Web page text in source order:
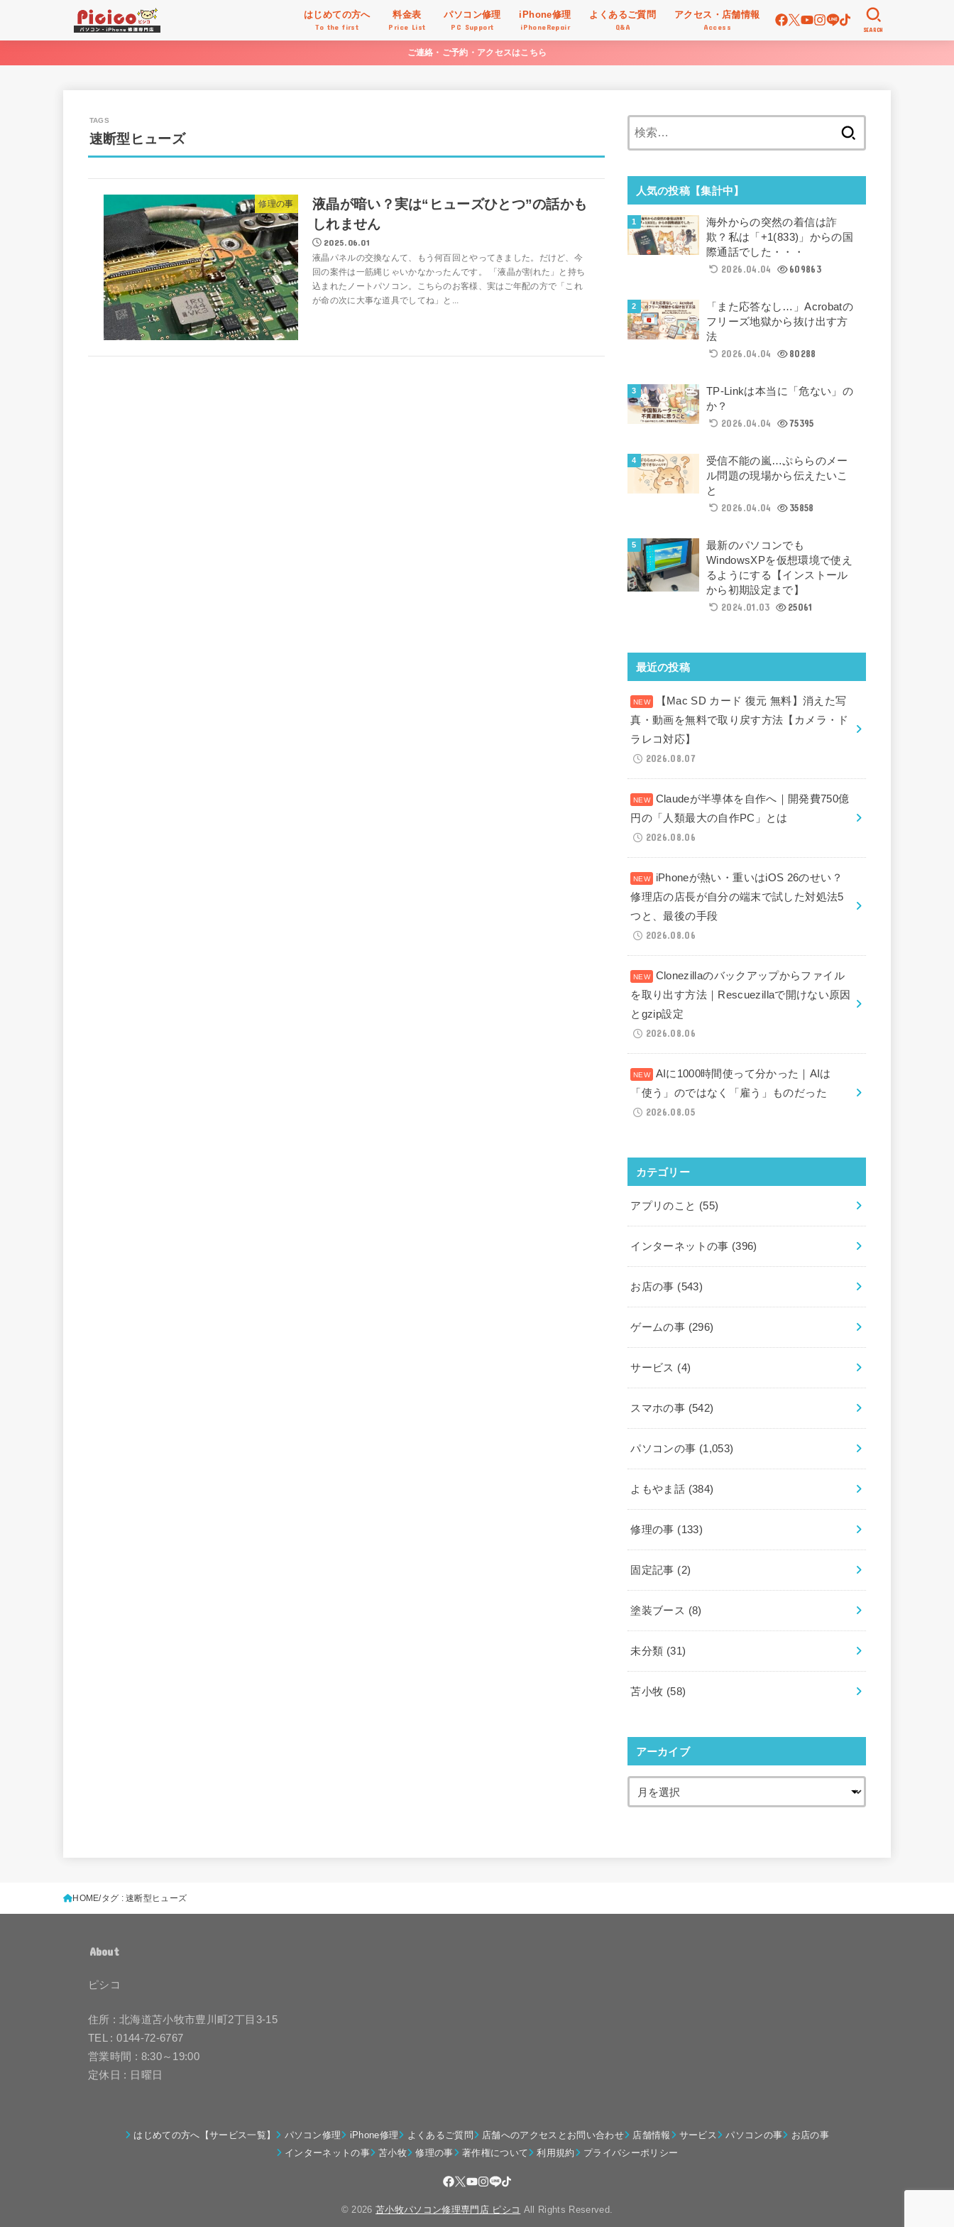
はじめての方へ
To the first
料金表
Price List
パソコン修理
PC Support
iPhone修理
iPhoneRepair
よくあるご質問
Q&A
アクセス・店舗情報
Access SEARCH
ご連絡・ご予約・アクセスはこちら
速断型ヒューズ
修理の事
液晶が暗い？実は“ヒューズひとつ”の話かも
しれません
2025.06.01
液晶パネルの交換なんて、もう何百回とやってきました。だけど、今
回の案件は一筋縄じゃいかなかったんです。 「液晶が割れた」と持ち
込まれたノートパソコン。こちらのお客様、実はご年配の方で「これ
が命の次に大事な道具でしてね」と...
人気の投稿【集計中】
海外からの突然の着信は詐
欺？私は「+1(833)」からの国
際通話でした・・・
2026.04.04
609863
「また応答なし…」Acrobatの
フリーズ地獄から抜け出す方
法
2026.04.04
80288
TP-Linkは本当に「危ない」の
か？
2026.04.04
75395
受信不能の嵐…ぷららのメー
ル問題の現場から伝えたいこ
と
2026.04.04
35858
最新のパソコンでも
WindowsXPを仮想環境で使え
るようにする【インストール
から初期設定まで】
2024.01.03
25061
最近の投稿
【Mac SD カード 復元 無料】消えた写
真・動画を無料で取り戻す方法【カメラ・ド
ラレコ対応】
2026.08.07
Claudeが半導体を自作へ｜開発費750億
円の「人類最大の自作PC」とは
2026.08.06
iPhoneが熱い・重いはiOS 26のせい？
修理店の店長が自分の端末で試した対処法5
つと、最後の手段
2026.08.06
Clonezillaのバックアップからファイル
を取り出す方法｜Rescuezillaで開けない原因
とgzip設定
2026.08.06
AIに1000時間使って分かった｜AIは
「使う」のではなく「雇う」ものだった
2026.08.05
カテゴリー
アプリのこと (55)
インターネットの事 (396)
お店の事 (543)
ゲームの事 (296)
サービス (4)
スマホの事 (542)
パソコンの事 (1,053)
よもやま話 (384)
修理の事 (133)
固定記事 (2)
塗装ブース (8)
未分類 (31)
苫小牧 (58)
アーカイブ
HOME タグ : 速断型ヒューズ
About
ピシコ
住所 : 北海道苫小牧市豊川町2丁目3-15
TEL : 0144-72-6767
営業時間 : 8:30～19:00
定休日 : 日曜日
はじめての方へ【サービス一覧】 パソコン修理 iPhone修理 よくあるご質問 店舗へのアクセスとお問い合わせ 店舗情報 サービス パソコンの事
お店の事
インターネットの事
苫小牧 修理の事 著作権について 利用規約 プライバシーポリシー
© 2026苫小牧パソコン修理専門店 ピシコ All Rights Reserved.